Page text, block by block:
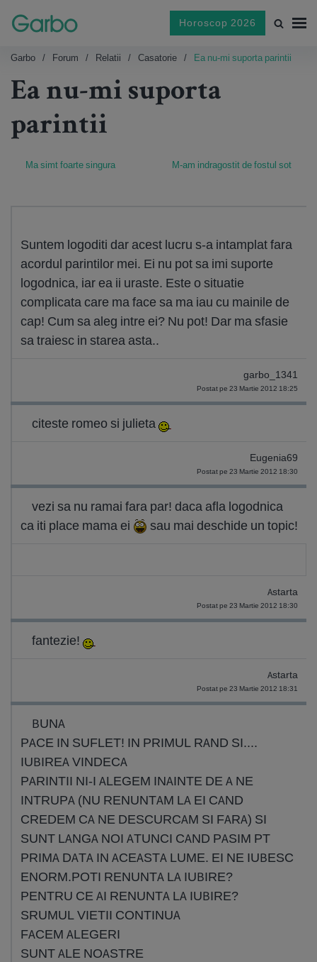
Horoscop 2026
Garbo Forum Relatii Casatorie Ea nu-mi suporta parintii
Ea nu-mi suporta
parintii
Ma simt foarte singura M-am indragostit de fostul sot
Suntem logoditi dar acest lucru s-a intamplat fara
acordul parintilor mei. Ei nu pot sa imi suporte
logodnica, iar ea ii uraste. Este o situatie
complicata care ma face sa ma iau cu mainile de
cap! Cum sa aleg intre ei? Nu pot! Dar ma sfasie
sa traiesc in starea asta..
garbo_1341
Postat pe 23 Martie 2012 18:25
citeste romeo si julieta
Eugenia69
Postat pe 23 Martie 2012 18:30
vezi sa nu ramai fara par! daca afla logodnica
ca iti place mama ei
sau mai deschide un topic!
Astarta
Postat pe 23 Martie 2012 18:30
fantezie!
Astarta
Postat pe 23 Martie 2012 18:31
BUNA
PACE IN SUFLET! IN PRIMUL RAND SI....
IUBIREA VINDECA
PARINTII NI-I ALEGEM INAINTE DE A NE
INTRUPA (NU RENUNTAM LA EI CAND
CREDEM CA NE DESCURCAM SI FARA) SI
SUNT LANGA NOI ATUNCI CAND PASIM PT
PRIMA DATA IN ACEASTA LUME. EI NE IUBESC
ENORM.POTI RENUNTA LA IUBIRE?
PENTRU CE AI RENUNTA LA IUBIRE?
SRUMUL VIETII CONTINUA
FACEM ALEGERI
SUNT ALE NOASTRE